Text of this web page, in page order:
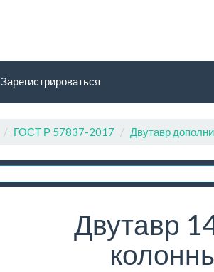
Зарегистрироваться
ГОСТ Р 57837-2017 Двутавр
Двутавр